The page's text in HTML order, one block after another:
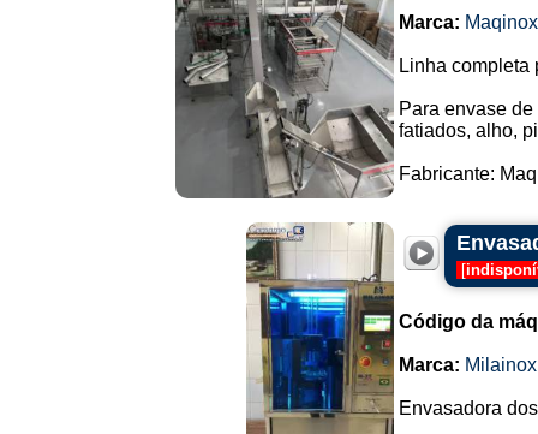
Marca: Maqinox
Linha completa
Para envase
fatiados, alho,
Fabricante:
[
Código da
Marca: Milainox
Envasadora